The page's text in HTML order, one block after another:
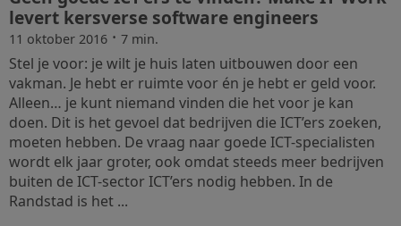
levert kersverse software engineers
11 oktober 2016 · 7 min.
Stel je voor: je wilt je huis laten uitbouwen door een
vakman. Je hebt er ruimte voor én je hebt er geld voor.
Alleen… je kunt niemand vinden die het voor je kan
doen. Dit is het gevoel dat bedrijven die ICT’ers zoeken,
moeten hebben. De vraag naar goede ICT-specialisten
wordt elk jaar groter, ook omdat steeds meer bedrijven
buiten de ICT-sector ICT’ers nodig hebben. In de
Randstad is het ...